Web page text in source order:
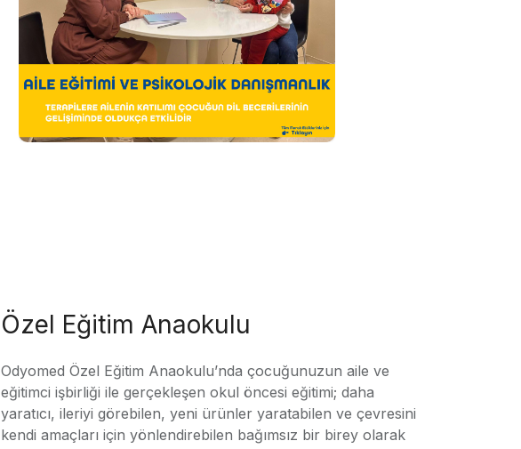
Özel Eğitim Anaokulu
Odyomed Özel Eğitim Anaokulu’nda çocuğunuzun aile ve
eğitimci işbirliği ile gerçekleşen okul öncesi eğitimi; daha
yaratıcı, ileriyi görebilen, yeni ürünler yaratabilen ve çevresini
kendi amaçları için yönlendirebilen bağımsız bir birey olarak